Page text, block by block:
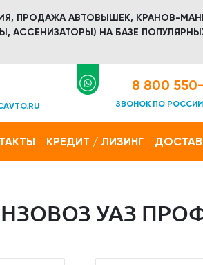
ПРОДАЖА АВТОВЫШЕК, КРАНОВ-
АССЕНИЗАТОРЫ) НА БАЗЕ
8 800
ЗВОНОК ПО
КРЕДИТ / ЛИЗИНГ
УАЗ